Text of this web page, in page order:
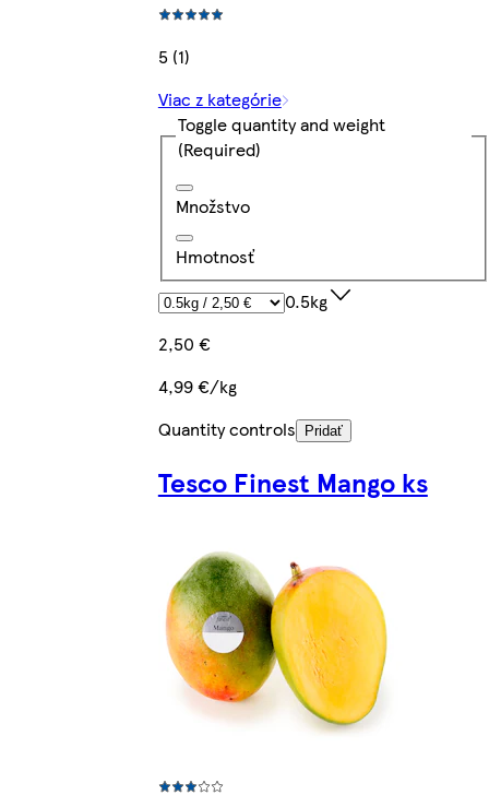
5 (1)
Viac z kategórie
Toggle quantity and weight
(Required)
Množstvo
Hmotnosť
0.5kg
2,50 €
4,99 €/kg
Quantity controls
Pridať
Tesco Finest Mango ks